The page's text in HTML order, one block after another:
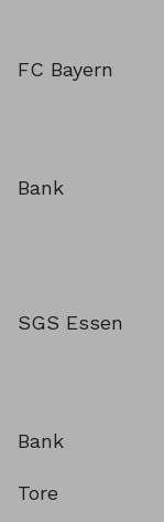
FC Bayern
Bank
SGS Essen
Bank
Tore